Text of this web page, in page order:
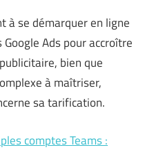
à se démarquer en ligne
Ads pour accroître
bien que
à maîtriser,
sa tarification.
comptes Teams :